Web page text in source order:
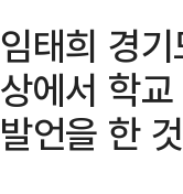
임태희 경
상에서 학
발언을 한